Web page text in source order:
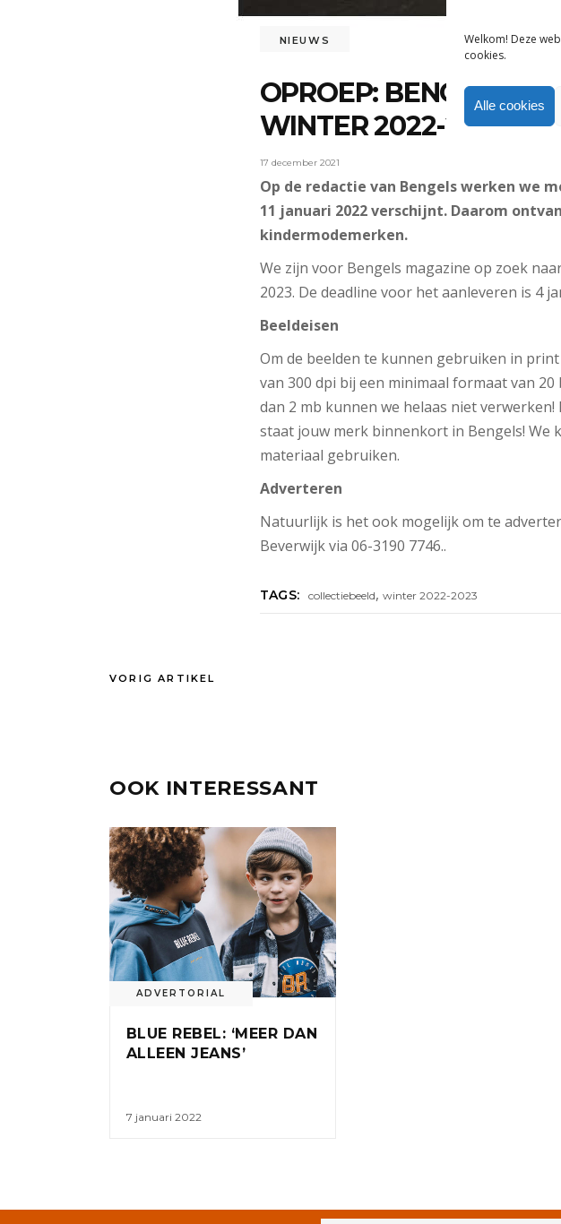
Welkom! Deze
cookies.
Alle cookies
NIEUWS
OPROEP: BENGELS
WINTER 2022-2023
17 december 2021
Op de redactie van Bengels werken we
11 januari 2022 verschijnt. Daarom
kindermodemerken.
We zijn voor Bengels magazine op zoek
2023. De deadline voor het aanleveren is 4
Beeldeisen
Om de beelden te kunnen gebruiken in
van 300 dpi bij een minimaal formaat van
dan 2 mb kunnen we helaas niet
staat jouw merk binnenkort in Bengels!
materiaal gebruiken.
Adverteren
Natuurlijk is het ook mogelijk om te
Beverwijk via 06-3190 7746..
TAGS: collectiebeeld, winter 2022-2023
VORIG ARTIKEL
OOK INTERESSANT
ADVERTORIAL
BLUE REBEL: ‘MEER DAN
ALLEEN JEANS’
7 januari 2022